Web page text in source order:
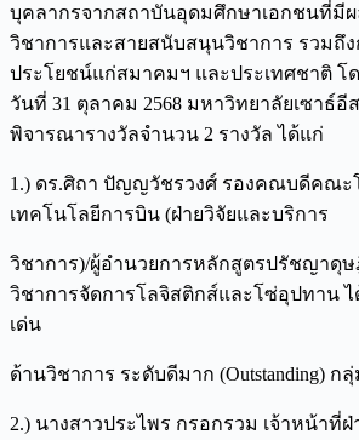
บุคลากรจากสถาบันอุดมศึกษาเอกชนที่มีผ
วิชาการและสายสนับสนุนวิชาการ รวมถึ
ประโยชน์แก่สมาคมฯ และประเทศชาติ โ
วันที่ 31 ตุลาคม 2568 มหาวิทยาลัยเซาธ์อี
พิจารณารางวัลจำนวน 2 รางวัล ได้แก่
1.) ดร.ศิถา ปัญญวัชรวงศ์ รองคณบดีคณะ
เทคโนโลยีการบิน (ฝ่ายวิจัยและบริการ
วิชาการ)/ผู้อำนวยการหลักสูตรปรัชญาดุ
วิชาการจัดการโลจิสติกส์และโซ่อุปทาน
เด่น
ด้านวิชาการ ระดับดีมาก (Outstanding)
2.) นางสาวประไพร กรอกรวม เจ้าหน้าที่